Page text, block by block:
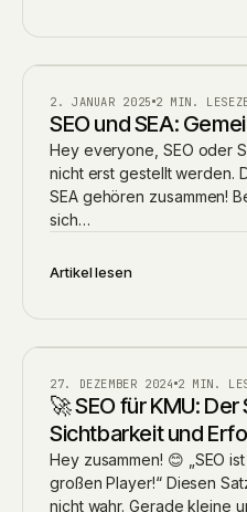
BLOG
2. JANUAR 2025 2 MIN.
SEO und SEA:
Hey everyone, SEO oder
nicht erst gestellt werden.
SEA gehören zusammen!
sich…
Artikel lesen
BLOG
27. DEZEMBER 2024 2 MIN.
🚀 SEO für KMU:
Sichtbarkeit und
Hey zusammen! 😊 „SEO
großen Player!“ Diesen
nicht wahr. Gerade kleine